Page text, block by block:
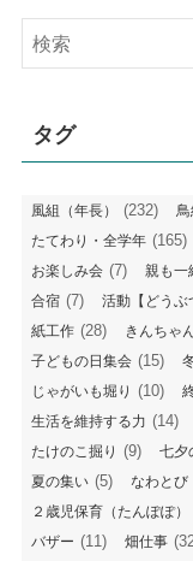
記
事
タグ
風組（年長） (232) 鳥
たてわり・全学年 (165)
お楽しみ会 (7) 親も一
合宿 (7) 活動【どうぶ
紙工作 (28) きんちゃ
子どもの日集会 (15)
じゃがいも堀り (10)
生活を維持する力 (14)
たけのこ掘り (9) 七夕
夏の集い (5) なわとび
２歳児保育（たんぽぽ）
バザー (11) 畑仕事